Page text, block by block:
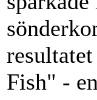
Fish" -